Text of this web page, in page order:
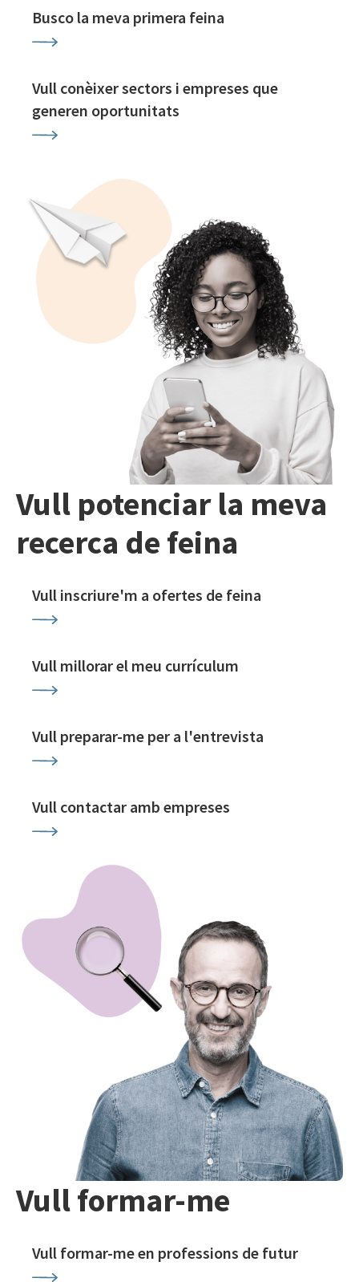
Busco la meva primera feina
Vull conèixer sectors i empreses que
generen oportunitats
Vull potenciar la meva
recerca de feina
Vull inscriure'm a ofertes de feina
Vull millorar el meu currículum
Vull preparar-me per a l'entrevista
Vull contactar amb empreses
Vull formar-me
Vull formar-me en professions de futur